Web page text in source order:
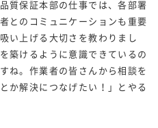
質保証本部の仕事では、各部署
とのコミュニケーションも重要
い上げる大切さを教わりまし
築けるように意識できているの
ね。作業者の皆さんから相談を
か解決につなげたい！」とやる